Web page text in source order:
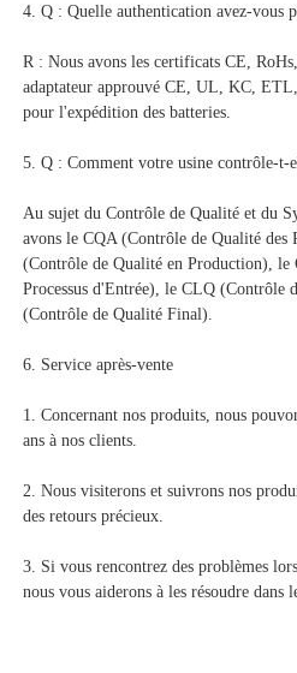
4. Q : Quelle authentication avez-vous
R : Nous avons les certificats CE,
adaptateur approuvé CE, UL, KC,
pour l'expédition des batteries.
5. Q : Comment votre usine contrôle-t-
Au sujet du Contrôle de Qualité et du
avons le CQA (Contrôle de Qualité des
(Contrôle de Qualité en Production),
Processus d'Entrée), le CLQ (Contrôle
(Contrôle de Qualité Final).
6. Service après-vente
1. Concernant nos produits, nous
ans à nos clients.
2. Nous visiterons et suivrons nos
des retours précieux.
3. Si vous rencontrez des problèmes
nous vous aiderons à les résoudre dans